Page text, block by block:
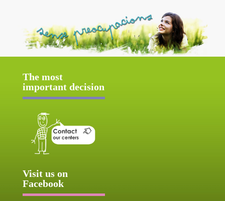
The most
important decision
Visit us on
Facebook